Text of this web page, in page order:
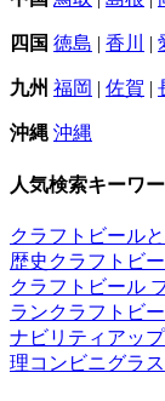
四国 徳島 | 香川 |
九州 福岡 | 佐賀 |
沖縄 沖縄
人気検索キーワ
クラフトビール
歴史 クラフトビ
クラフトビール
ランクラフトビ
ナビリティ アッ
理コンビニグラス